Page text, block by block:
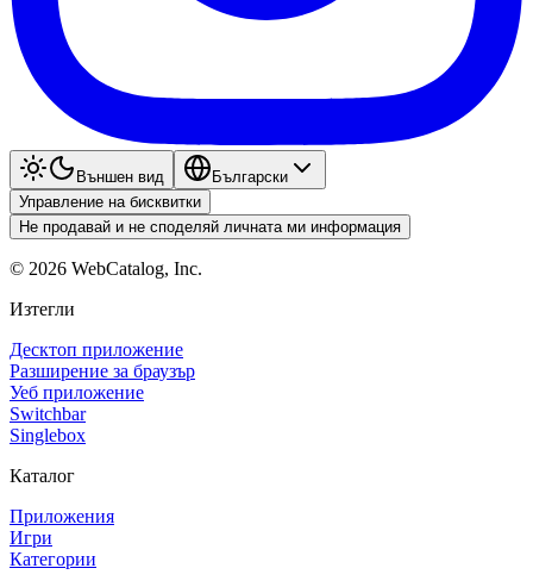
Външен вид
Български
Управление на бисквитки
Не продавай и не споделяй личната ми информация
© 2026 WebCatalog, Inc.
Изтегли
Десктоп приложение
Разширение за браузър
Уеб приложение
Switchbar
Singlebox
Каталог
Приложения
Игри
Категории